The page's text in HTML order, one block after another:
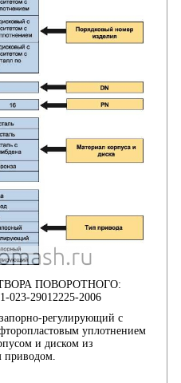
ПОВОРОТНОГО:
023-29012225-2006
регулирующий с
уплотнением
и диском из
приводом.